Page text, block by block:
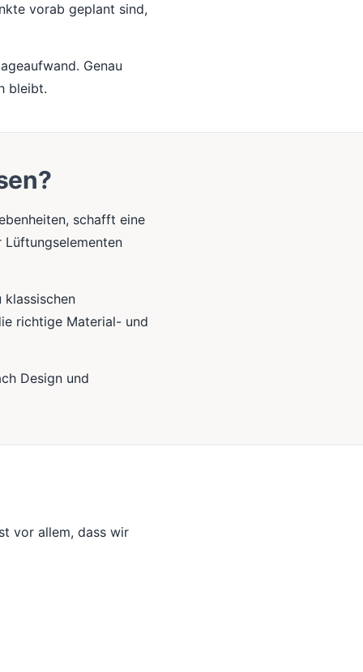
vorab geplant sind,
Genau
bleibt.
schafft eine
Lüftungselementen
klassischen
richtige Material- und
Design und
vor allem, dass wir